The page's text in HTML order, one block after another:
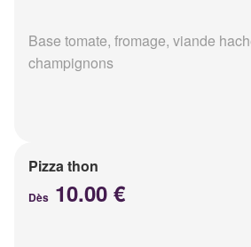
Base tomate, fromage, viande
champignons
Pizza thon
Dès 10.00 €